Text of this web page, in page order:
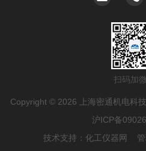
扫码加
Copyright © 2026 上海密通机电科
沪ICP备
技术支持： 化工仪器网